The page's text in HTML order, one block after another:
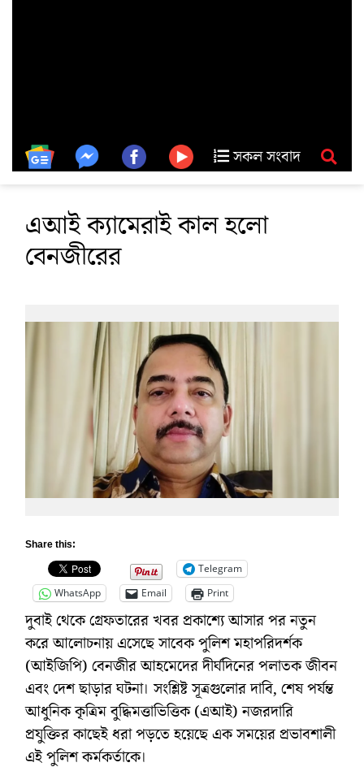
সকল সংবাদ
এআই ক্যামেরাই কাল হলো
বেনজীরের
Share this:
Telegram
WhatsApp
Email Print
দুবাই থেকে গ্রেফতারের খবর প্রকাশ্যে আসার পর নতুন
করে আলোচনায় এসেছে সাবেক পুলিশ মহাপরিদর্শক
(আইজিপি) বেনজীর আহমেদের দীর্ঘদিনের পলাতক জীবন
এবং দেশ ছাড়ার ঘটনা। সংশ্লিষ্ট সূত্রগুলোর দাবি, শেষ পর্যন্ত
আধুনিক কৃত্রিম বুদ্ধিমত্তাভিত্তিক (এআই) নজরদারি
প্রযুক্তির কাছেই ধরা পড়তে হয়েছে এক সময়ের প্রভাবশালী
এই পুলিশ কর্মকর্তাকে।